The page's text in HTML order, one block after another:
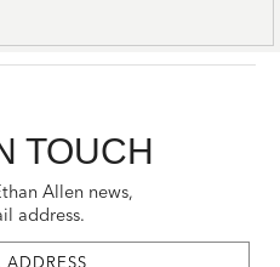
TOUCH
Allen news,
address.